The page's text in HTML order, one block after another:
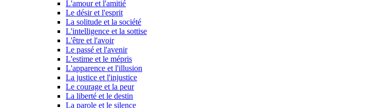
L'amour et l'amitié
Le désir et l'esprit
La solitude et la société
L'intelligence et la sottise
L'être et l'avoir
Le passé et l'avenir
L'estime et le mépris
L'apparence et l'illusion
La justice et l'injustice
Le courage et la peur
La liberté et le destin
La parole et le silence